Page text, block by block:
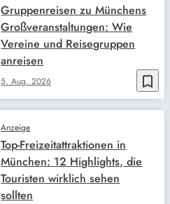
bookmark_border
5. Aug. 2026
Gruppenreisen zu Münchens
Großveranstaltungen: Wie
Vereine und Reisegruppen
anreisen
Anzeige
Top-Freizeitattraktionen in
München: 12 Highlights, die
Touristen wirklich sehen
sollten